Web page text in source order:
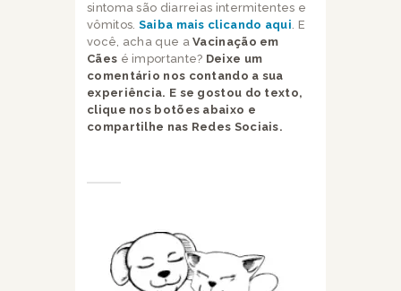
sintoma são diarreias intermitentes e
vômitos. Saiba mais clicando aqui. E
você, acha que aVacinação em
Cães é importante? Deixe um
comentário nos contando a sua
experiência. E se gostou do texto,
clique nos botões abaixo e
compartilhe nas Redes Sociais.